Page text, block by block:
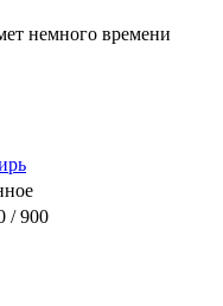
немного времени
/ 900